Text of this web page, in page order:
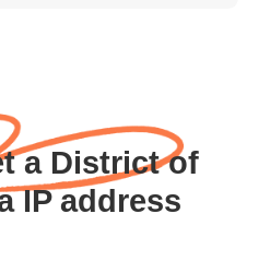
a District of
IP address